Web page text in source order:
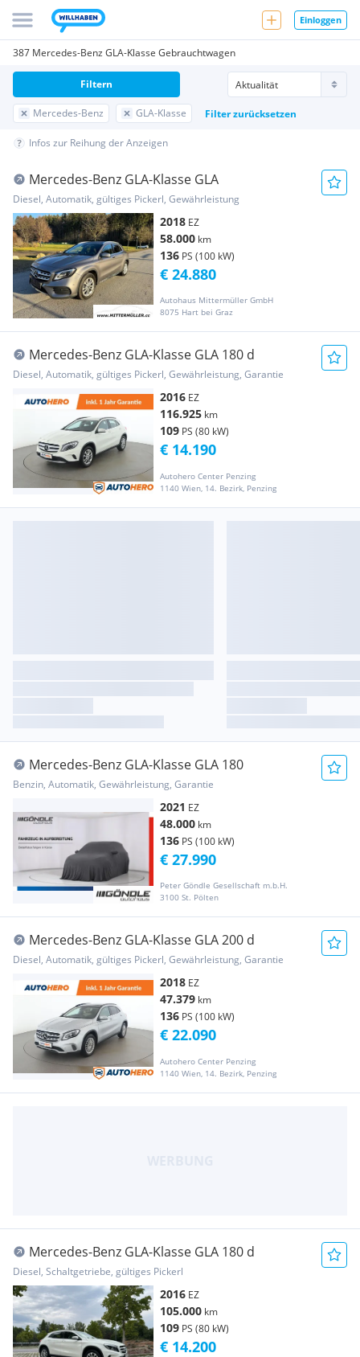
Einloggen
387 Mercedes-Benz GLA-Klasse Gebrauchtwagen
Mercedes-Benz GLA-Klasse Filter zurücksetzen
Filtern
Infos zur Reihung der Anzeigen
Mercedes-Benz GLA-Klasse GLA
Diesel, Automatik, gültiges Pickerl, Gewährleistung
2018 EZ
58.000 km
136 PS (100 kW)
Autohaus Mittermüller GmbH
8075 Hart bei Graz
€ 24.880
Mercedes-Benz GLA-Klasse GLA 180 d
Diesel, Automatik, gültiges Pickerl, Gewährleistung, Garantie
2016 EZ
116.925 km
109 PS (80 kW)
Autohero Center Penzing
1140 Wien, 14. Bezirk, Penzing
€ 14.190
Mercedes-Benz GLA-Klasse GLA 180
Benzin, Automatik, Gewährleistung, Garantie
2021 EZ
48.000 km
136 PS (100 kW)
Peter Göndle Gesellschaft m.b.H.
3100 St. Pölten
€ 27.990
Mercedes-Benz GLA-Klasse GLA 200 d
Diesel, Automatik, gültiges Pickerl, Gewährleistung, Garantie
2018 EZ
47.379 km
136 PS (100 kW)
Autohero Center Penzing
1140 Wien, 14. Bezirk, Penzing
€ 22.090
Mercedes-Benz GLA-Klasse GLA 180 d
Diesel, Schaltgetriebe, gültiges Pickerl
2016 EZ
105.000 km
109 PS (80 kW)
€ 14.200